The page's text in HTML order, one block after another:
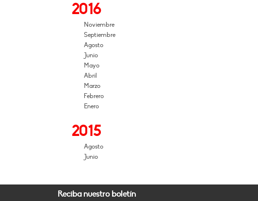
2016
Noviembre
Septiembre
Agosto
Junio
Mayo
Abril
Marzo
Febrero
Enero
2015
Agosto
Junio
Reciba nuestro boletín